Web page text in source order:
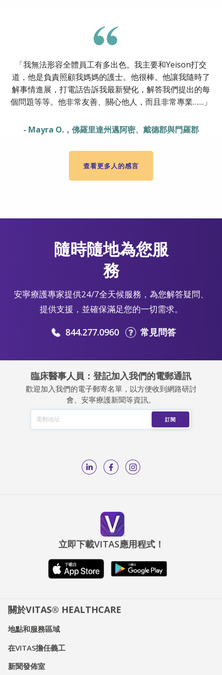
「我無法形容全體員工有多出色。我主要和Yeison打交
道，他是負責照顧我媽媽的護士。他很棒。他讓我隨時了
解事情進展，打電話告訴我最新變化，解答我們提出的每
個問題等等。他非常友善、關心他人，而且非常專業……」
- Mayra O.，佛羅里達州邁阿密、戴德郡與門羅郡
查看更多人的感言
隨時隨地為您服
務
安寧療護專家提供24/7全天候服務，為您解答疑問、
提供支援，並確保滿足您的一切需求。
844.277.0960 常見問答
臨床醫事人員：登記加入我們的電郵通訊
歡迎加入我們的電子郵寄名單，以方便收到網路研討
會、安寧療護新聞等資訊。
立即下載VITAS應用程式！
關於VITAS® HEALTHCARE
地點和服務區域
在VITAS擔任義工
新聞發佈室